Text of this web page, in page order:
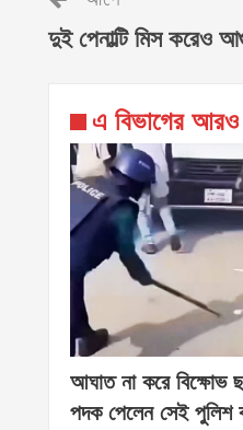
দুই পেনাল্টি মিস করেও
এ বিভাগের
আঘাত না করে বিক্ষোভ
পদক পেলেন সেই পুলিশ